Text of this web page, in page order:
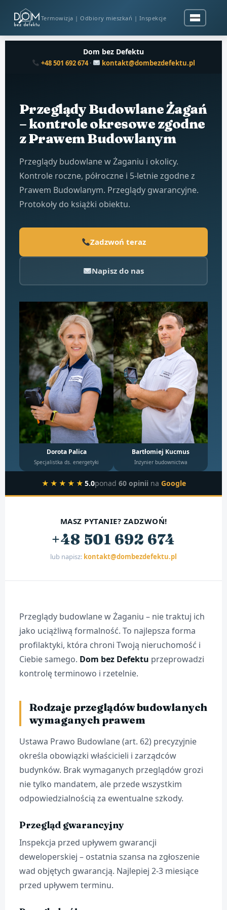
Termowizja | Odbiory mieszkań | Inspekcje
Dom bez Defektu
+48 501 692 674· kontakt@dombezdefektu.pl
Przeglądy Budowlane Żagań
– kontrole okresowe zgodne
z Prawem Budowlanym
Przeglądy budowlane w Żaganiu i okolicy.
Kontrole roczne, półroczne i 5-letnie zgodne z
Prawem Budowlanym. Przeglądy gwarancyjne.
Protokoły do książki obiektu.
Zadzwoń teraz
Napisz do nas
Dorota Palica
Specjalistka ds. energetyki
Bartłomiej Kucmus
Inżynier budownictwa
★★★★★ 5.0ponad 60 opinii na Google
MASZ PYTANIE? ZADZWOŃ!
+48 501 692 674
lub napisz: kontakt@dombezdefektu.pl
Przeglądy budowlane w Żaganiu – nie traktuj ich
jako uciążliwą formalność. To najlepsza forma
profilaktyki, która chroni Twoją nieruchomość i
Ciebie samego. Dom bez Defektu przeprowadzi
kontrolę terminowo i rzetelnie.
Rodzaje przeglądów budowlanych
wymaganych prawem
Ustawa Prawo Budowlane (art. 62) precyzyjnie
określa obowiązki właścicieli i zarządców
budynków. Brak wymaganych przeglądów grozi
nie tylko mandatem, ale przede wszystkim
odpowiedzialnością za ewentualne szkody.
Przegląd gwarancyjny
Inspekcja przed upływem gwarancji
deweloperskiej – ostatnia szansa na zgłoszenie
wad objętych gwarancją. Najlepiej 2-3 miesiące
przed upływem terminu.